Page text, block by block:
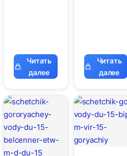
Читать
далее
Читать
далее